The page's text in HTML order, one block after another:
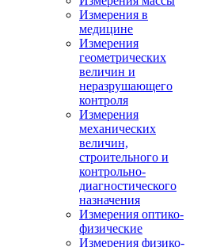
Измерения в
медицине
Измерения
геометрических
величин и
неразрушающего
контроля
Измерения
механических
величин,
строительного и
контрольно-
диагностического
назначения
Измерения оптико-
физические
Измерения физико-